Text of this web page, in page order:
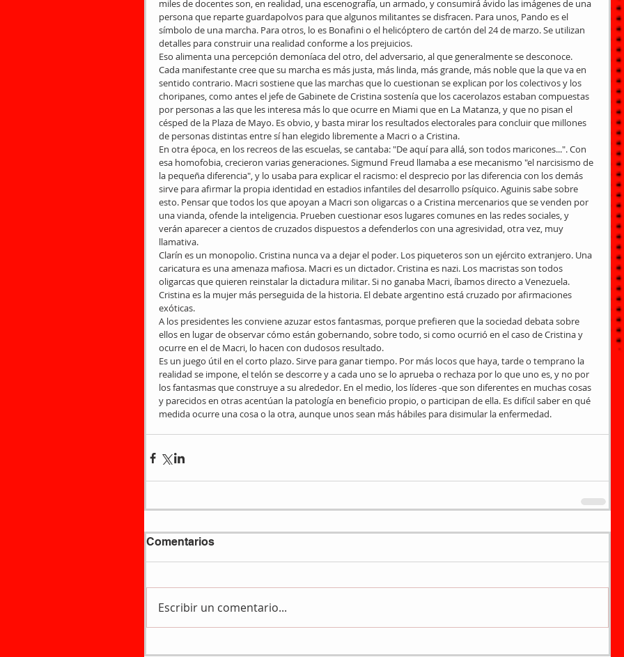
miles de docentes son, en realidad, una escenografía, un armado, y consumirá ávido las imágenes de una
persona que reparte guardapolvos para que algunos militantes se disfracen. Para unos, Pando es el
símbolo de una marcha. Para otros, lo es Bonafini o el helicóptero de cartón del 24 de marzo. Se utilizan
detalles para construir una realidad conforme a los prejuicios.
Eso alimenta una percepción demoníaca del otro, del adversario, al que generalmente se desconoce.
Cada manifestante cree que su marcha es más justa, más linda, más grande, más noble que la que va en
sentido contrario. Macri sostiene que las marchas que lo cuestionan se explican por los colectivos y los
choripanes, como antes el jefe de Gabinete de Cristina sostenía que los cacerolazos estaban compuestas
por personas a las que les interesa más lo que ocurre en Miami que en La Matanza, y que no pisan el
césped de la Plaza de Mayo. Es obvio, y basta mirar los resultados electorales para concluir que millones
de personas distintas entre sí han elegido libremente a Macri o a Cristina.
En otra época, en los recreos de las escuelas, se cantaba: "De aquí para allá, son todos maricones...". Con
esa homofobia, crecieron varias generaciones. Sigmund Freud llamaba a ese mecanismo "el narcisismo de
la pequeña diferencia", y lo usaba para explicar el racismo: el desprecio por las diferencia con los demás
sirve para afirmar la propia identidad en estadios infantiles del desarrollo psíquico. Aguinis sabe sobre
esto. Pensar que todos los que apoyan a Macri son oligarcas o a Cristina mercenarios que se venden por
una vianda, ofende la inteligencia. Prueben cuestionar esos lugares comunes en las redes sociales, y
verán aparecer a cientos de cruzados dispuestos a defenderlos con una agresividad, otra vez, muy
llamativa.
Clarín es un monopolio. Cristina nunca va a dejar el poder. Los piqueteros son un ejército extranjero. Una
caricatura es una amenaza mafiosa. Macri es un dictador. Cristina es nazi. Los macristas son todos
oligarcas que quieren reinstalar la dictadura militar. Si no ganaba Macri, íbamos directo a Venezuela.
Cristina es la mujer más perseguida de la historia. El debate argentino está cruzado por afirmaciones
exóticas.
A los presidentes les conviene azuzar estos fantasmas, porque prefieren que la sociedad debata sobre
ellos en lugar de observar cómo están gobernando, sobre todo, si como ocurrió en el caso de Cristina y
ocurre en el de Macri, lo hacen con dudosos resultado.
Es un juego útil en el corto plazo. Sirve para ganar tiempo. Por más locos que haya, tarde o temprano la
realidad se impone, el telón se descorre y a cada uno se lo aprueba o rechaza por lo que uno es, y no por
los fantasmas que construye a su alrededor. En el medio, los líderes -que son diferentes en muchas cosas
y parecidos en otras acentúan la patología en beneficio propio, o participan de ella. Es difícil saber en qué
medida ocurre una cosa o la otra, aunque unos sean más hábiles para disimular la enfermedad.
Comentarios
Escribir un comentario...